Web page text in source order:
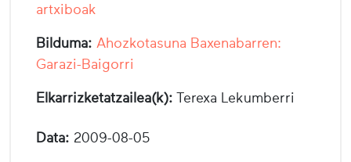
artxiboak
Bilduma: Ahozkotasuna Baxenabarren:
Garazi-Baigorri
Elkarrizketatzailea(k): Terexa Lekumberri
Data: 2009-08-05